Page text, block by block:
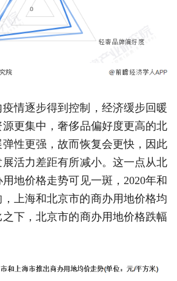
疫情逐步得到控制，经济缓步回暖
更集中，奢侈品偏好度更高的北
性更强，故而恢复会更快，因此
活力差距有所减小。这一点从北
地价格走势可见一斑，2020年和
，上海和北京市的商办用地价格均
下，北京市的商办用地价格跌幅